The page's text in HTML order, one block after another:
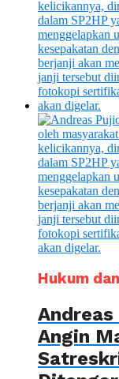
Hukum
Andreas
Angin